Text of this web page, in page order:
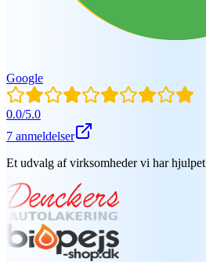
Google
0.0/5.0
7 anmeldelser
Et udvalg af virksomheder vi har hjulpet